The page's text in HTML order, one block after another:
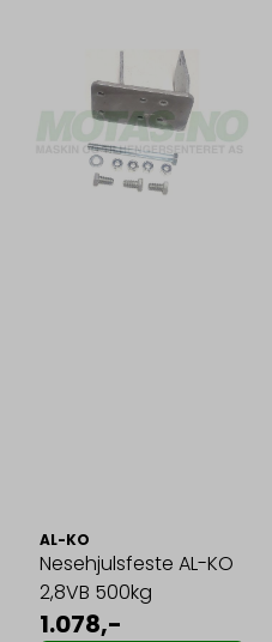
AL-KO
Nesehjulsfeste AL-KO
2,8VB 500kg
1.078,-